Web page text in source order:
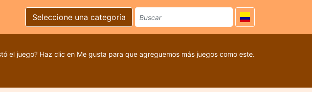
Seleccione una categoría
el juego? Haz clic en Me gusta para que agreguemos más juegos como este.